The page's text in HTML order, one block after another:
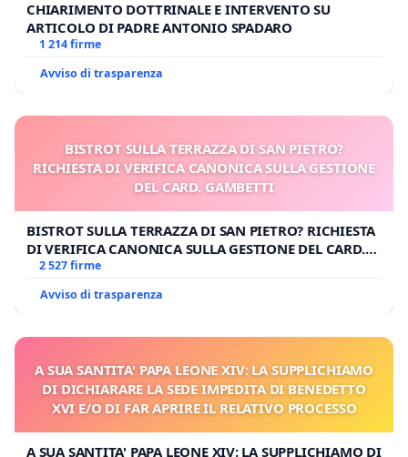
CHIARIMENTO DOTTRINALE E INTERVENTO SU
ARTICOLO DI PADRE ANTONIO SPADARO
1 214 firme
Avviso di trasparenza
BISTROT SULLA TERRAZZA DI SAN PIETRO?
RICHIESTA DI VERIFICA CANONICA SULLA GESTIONE
DEL CARD. GAMBETTI
BISTROT SULLA TERRAZZA DI SAN PIETRO? RICHIESTA
DI VERIFICA CANONICA SULLA GESTIONE DEL CARD.
GAMBETTI
2 527 firme
Avviso di trasparenza
A SUA SANTITA' PAPA LEONE XIV: LA SUPPLICHIAMO
DI DICHIARARE LA SEDE IMPEDITA DI BENEDETTO
XVI E/O DI FAR APRIRE IL RELATIVO PROCESSO
A SUA SANTITA' PAPA LEONE XIV: LA SUPPLICHIAMO DI